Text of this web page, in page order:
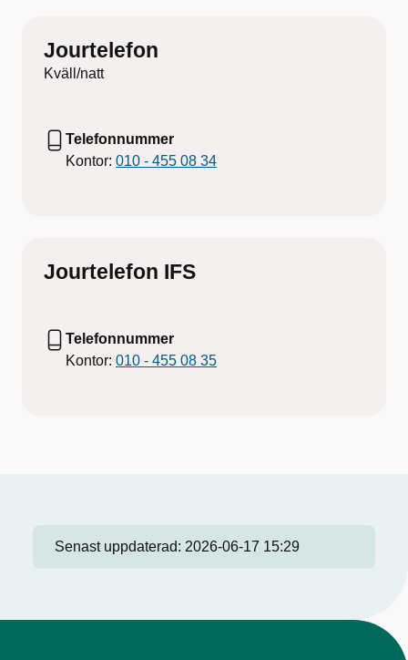
Jourtelefon
Kväll/natt
Telefonnummer
Kontor: 010 - 455 08 34
Jourtelefon IFS
Telefonnummer
Kontor: 010 - 455 08 35
Senast uppdaterad: 2026-06-17 15:29